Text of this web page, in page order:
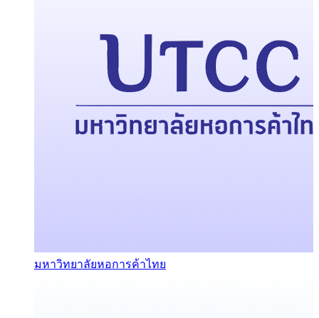
มหาวิทยาลัยหอการค้าไทย